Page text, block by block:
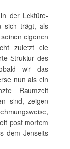
der Lektüre-
sich trägt, als
eigenen
zuletzt die
Struktur des
wir das
nun als ein
Raumzeit
sind, zeigen
post mortem
dem Jenseits